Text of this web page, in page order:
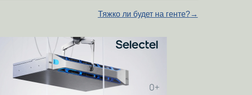
Тяжко ли будет на генте?→